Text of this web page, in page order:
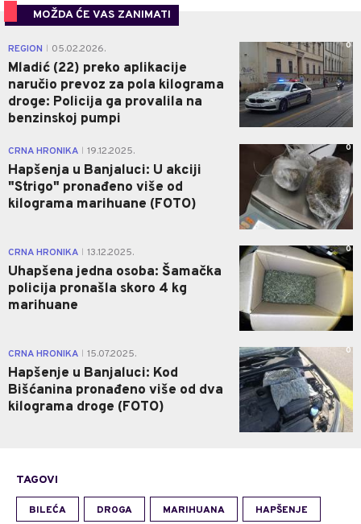
MOŽDA ĆE VAS ZANIMATI
REGION 05.02.2026.
Mladić (22) preko aplikacije
naručio prevoz za pola kilograma
droge: Policija ga provalila na
benzinskoj pumpi
0
CRNA HRONIKA 19.12.2025.
Hapšenja u Banjaluci: U akciji
"Strigo" pronađeno više od
kilograma marihuane (FOTO)
0
CRNA HRONIKA 13.12.2025.
Uhapšena jedna osoba: Šamačka
policija pronašla skoro 4 kg
marihuane
0
CRNA HRONIKA 15.07.2025.
Hapšenje u Banjaluci: Kod
Bišćanina pronađeno više od dva
kilograma droge (FOTO)
0
TAGOVI
BILEĆA DROGA MARIHUANA HAPŠENJE